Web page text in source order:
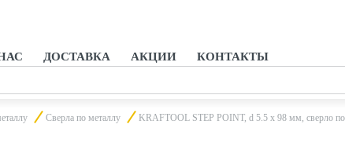
ДОСТАВКА АКЦИИ КОНТАКТЫ
Сверла по металлу
KRAFTOOL STEP POINT, d 5.5 х 98 мм, сверло